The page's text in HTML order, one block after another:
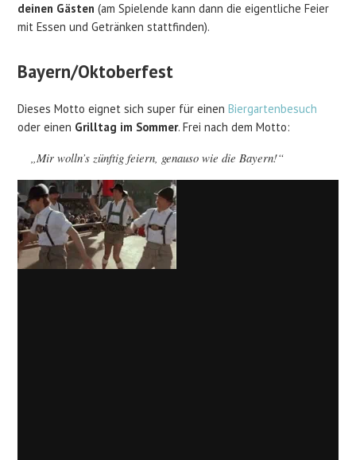
deinen Gästen (am Spielende kann dann die eigentliche Feier
mit Essen und Getränken stattfinden).
Bayern/Oktoberfest
Dieses Motto eignet sich super für einenBiergartenbesuch
oder einen Grilltag im Sommer. Frei nach dem Motto:
„Mir wolln’s zünftig feiern, genauso wie die Bayern!“